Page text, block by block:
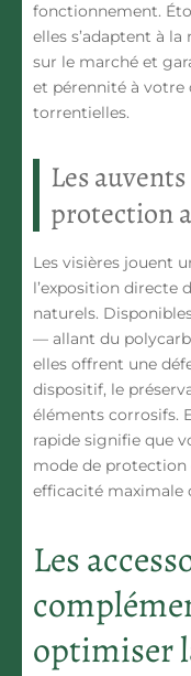
fonctionnement.
elles s’adaptent à
sur le marché et
et pérennité à votre
torrentielles.
Les
protection
Les visières jouent
l’exposition directe
naturels.
— allant du
elles offrent une
dispositif, le
éléments corrosifs.
rapide signifie que
mode de protection
efficacité maximale
Les
optimiser